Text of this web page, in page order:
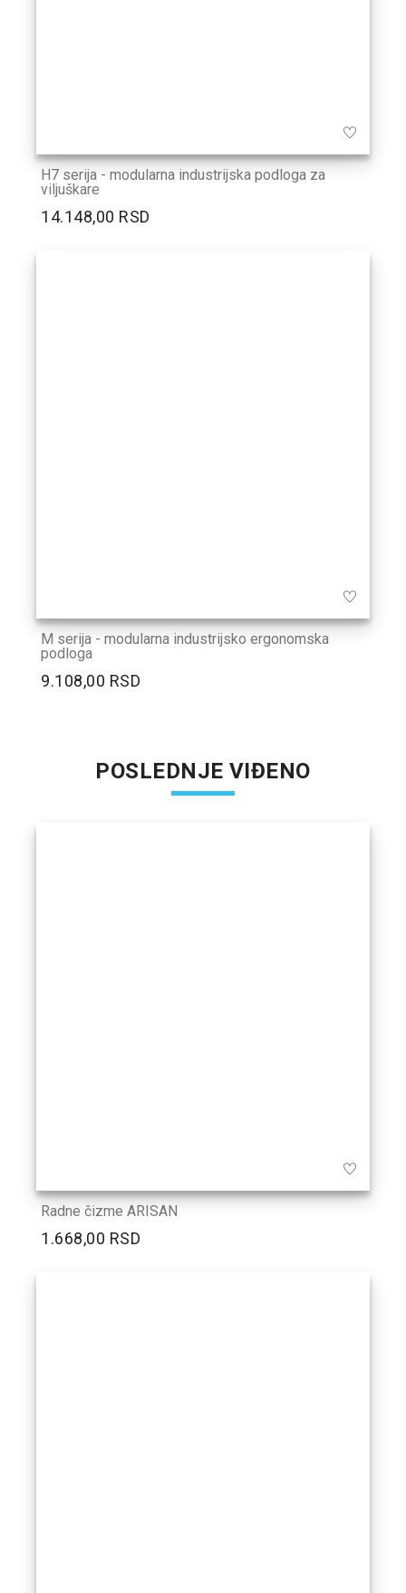
H7 serija - modularna industrijska podloga za
viljuškare
14.148,00 RSD
M serija - modularna industrijsko ergonomska
podloga
9.108,00 RSD
POSLEDNJE VIĐENO
Radne čizme ARISAN
1.668,00 RSD